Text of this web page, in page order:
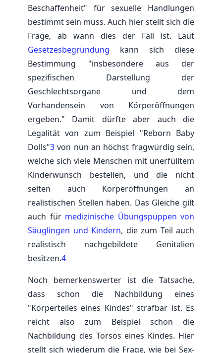
Beschaffenheit" für sexuelle Handlungen
bestimmt sein muss. Auch hier stellt sich die
Frage, ab wann dies der Fall ist. Laut
Gesetzesbegründung kann sich diese
Bestimmung "insbesondere aus der
spezifischen Darstellung der
Geschlechtsorgane und dem
Vorhandensein von Körperöffnungen
ergeben." Damit dürfte aber auch die
Legalität von zum Beispiel "Reborn Baby
Dolls"3 von nun an höchst fragwürdig sein,
welche sich viele Menschen mit unerfülltem
Kinderwunsch bestellen, und die nicht
selten auch Körperöffnungen an
realistischen Stellen haben. Das Gleiche gilt
auch für medizinische Übungspuppen von
Säuglingen und Kindern, die zum Teil auch
realistisch nachgebildete Genitalien
besitzen.4
Noch bemerkenswerter ist die Tatsache,
dass schon die Nachbildung eines
"Körperteiles eines Kindes" strafbar ist. Es
reicht also zum Beispiel schon die
Nachbildung des Torsos eines Kindes. Hier
stellt sich wiederum die Frage, wie bei Sex-